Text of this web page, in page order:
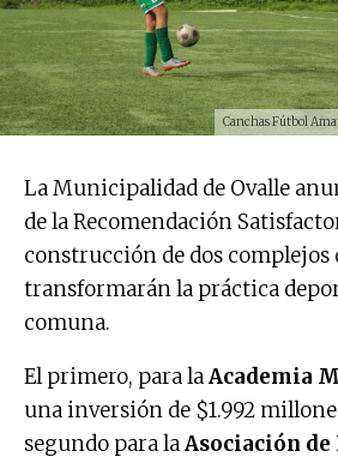
Canchas Fútbol
La Municipalidad de Ovalle
de la Recomendación
construcción de dos complejos
transformarán la práctica
comuna.
El primero, para laAcademia
una inversión de $1.992
segundo para laAsociación